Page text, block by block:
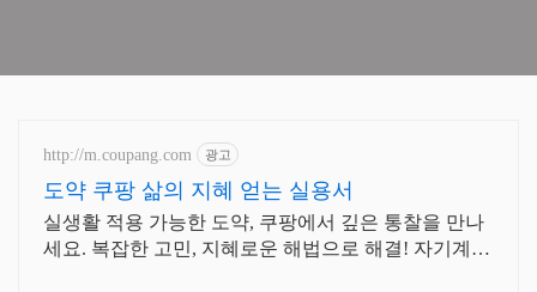
http://m.coupang.com 광고
도약 쿠팡 삶의 지혜 얻는 실용서
실생활 적용 가능한 도약, 쿠팡에서 깊은 통찰을 만나
세요. 복잡한 고민, 지혜로운 해법으로 해결! 자기계발